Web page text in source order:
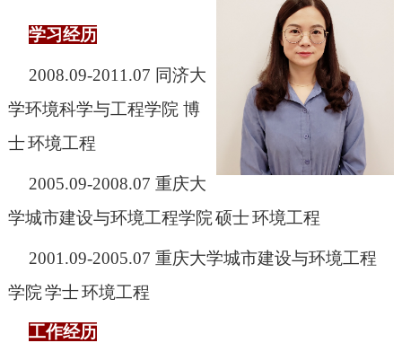
学习经历
2008.09-2011.07 同济大
学环境科学与工程学院 博
士环境工程
2005.09-2008.07重庆大
学城市建设与环境工程学院硕士环境工程
2001.09-2005.07重庆大学城市建设与环境工程
学院学士环境工程
工作经历